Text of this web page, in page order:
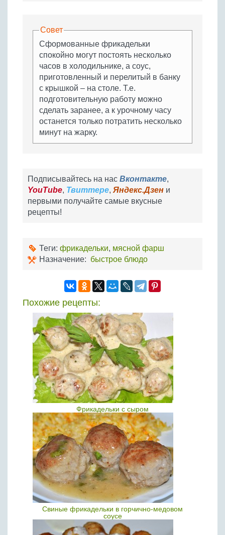
Совет
Сформованные фрикадельки
спокойно могут постоять несколько
часов в холодильнике, а соус,
приготовленный и перелитый в банку
с крышкой – на столе. Т.е.
подготовительную работу можно
сделать заранее, а к урочному часу
останется только потратить несколько
минут на жарку.
Подписывайтесь на нас Вконтакте,
YouTube, Твиттере, Яндекс.Дзен и
первыми получайте самые вкусные
рецепты!
Теги: фрикадельки, мясной фарш
Назначение: быстрое блюдо
Похожие рецепты:
Фрикадельки с сыром
Свиные фрикадельки в горчично-медовом
соусе